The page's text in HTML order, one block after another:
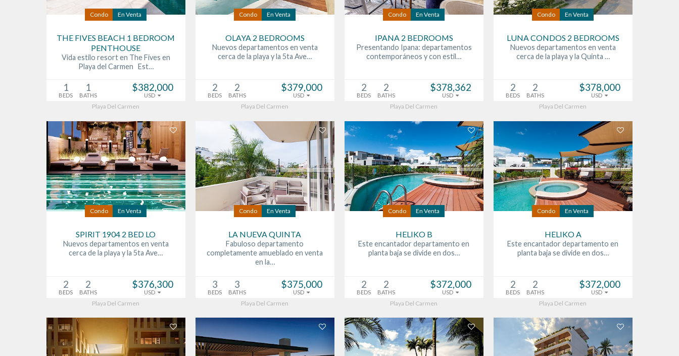
Condo En Venta
THE FIVES BEACH 1 BEDROOM
PENTHOUSE
Vida estilo resort en The Fives en
Playa del Carmen Est…
1
BEDS
1
BATHS
$382,000
USD
Playa Del Carmen
Condo En Venta
OLAYA 2 BEDROOMS
Nuevos departamentos en venta
cerca de la playa y la 5ta Ave…
2
BEDS
2
BATHS
$379,000
USD
Playa Del Carmen
Condo En Venta
IPANA 2 BEDROOMS
Presentando Ipana: departamentos
contemporáneos y con estil…
2
BEDS
2
BATHS
$378,362
USD
Playa Del Carmen
Condo En Venta
LUNA CONDOS 2 BEDROOMS
Nuevos departamentos en venta
cerca de la playa y la Quinta …
2
BEDS
2
BATHS
$378,000
USD
Playa Del Carmen
Condo En Venta
SPIRIT 1904 2 BED LO
Nuevos departamentos en venta
cerca de la playa y la 5ta Ave…
2
BEDS
2
BATHS
$376,300
USD
Playa Del Carmen
Condo En Venta
LA NUEVA QUINTA
Fabuloso departamento
completamente amueblado en venta
en la…
3
BEDS
3
BATHS
$375,000
USD
Playa Del Carmen
Condo En Venta
HELIKO B
Este encantador departamento en
planta baja se divide en dos…
2
BEDS
2
BATHS
$372,000
USD
Playa Del Carmen
Condo En Venta
HELIKO A
Este encantador departamento en
planta baja se divide en dos…
2
BEDS
2
BATHS
$372,000
USD
Playa Del Carmen